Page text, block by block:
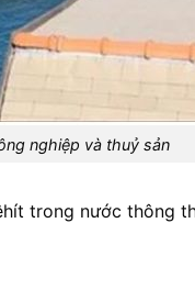
nghiệp và thuỷ sản
trong nước thông